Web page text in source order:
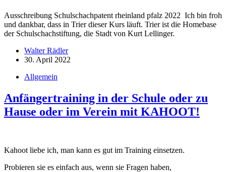
Ausschreibung Schulschachpatent rheinland pfalz 2022 Ich bin froh
und dankbar, dass in Trier dieser Kurs läuft. Trier ist die Homebase
der Schulschachstiftung, die Stadt von Kurt Lellinger.
Walter Rädler
30. April 2022
Allgemein
Anfängertraining in der Schule oder zu
Hause oder im Verein mit KAHOOT!
Kahoot liebe ich, man kann es gut im Training einsetzen.
Probieren sie es einfach aus, wenn sie Fragen haben,